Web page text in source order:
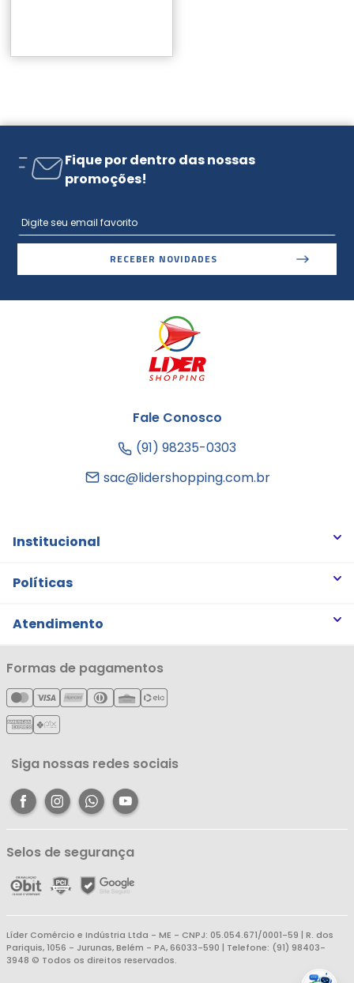
Fique por dentro das nossas
promoções!
RECEBER NOVIDADES
Fale Conosco
(91) 98235-0303
sac@lidershopping.com.br
Institucional
Quem somos
Notícias
Cartão Líderzan
Políticas
Trocas e Devoluções
Política de Privacidade
Política de Entrega
Política de Reembolso
Atendimento
Minha Conta
Meus Pedidos
Meus Favoritos
Central de Atendimento
Formas de pagamentos
Siga nossas redes sociais
Selos de segurança
Líder Comércio e Indústria Ltda - ME - CNPJ: 05.054.671/0001-59 | R. dos
Pariquis, 1056 - Jurunas, Belém - PA, 66033-590 | Telefone: (91) 98403-
3948 © Todos os direitos reservados.